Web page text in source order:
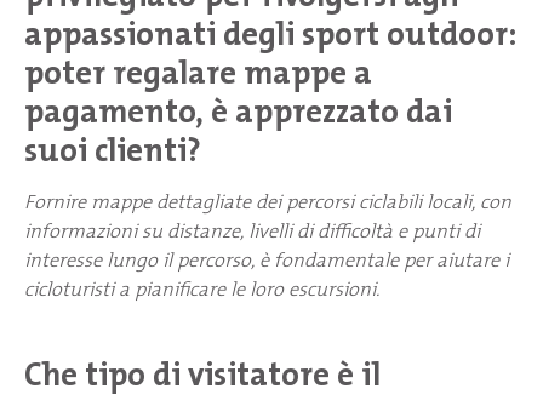
appassionati degli sport outdoor:
poter regalare mappe a
pagamento, è apprezzato dai
suoi clienti?
Fornire mappe dettagliate dei percorsi ciclabili locali, con
informazioni su distanze, livelli di difficoltà e punti di
interesse lungo il percorso, è fondamentale per aiutare i
cicloturisti a pianificare le loro escursioni.
Che tipo di visitatore è il